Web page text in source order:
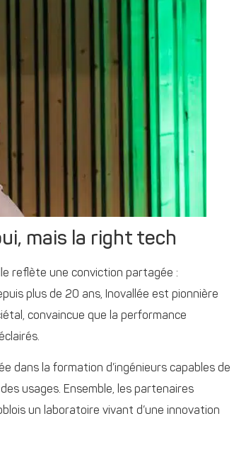
mais la right tech
reflète une conviction partagée :
plus de 20 ans, Inovallée est pionnière
convaincue que la performance
dans la formation d’ingénieurs capables de
usages. Ensemble, les partenaires
un laboratoire vivant d’une innovation